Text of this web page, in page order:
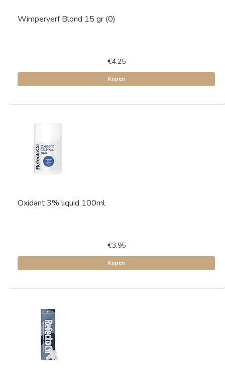
Wimperverf Blond 15 gr (0)
€4,25
Kopen
Oxidant 3% liquid 100ml
€3,95
Kopen